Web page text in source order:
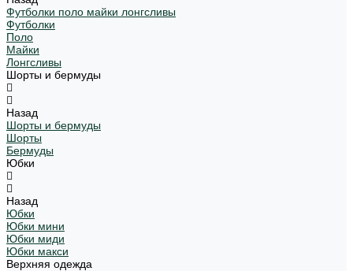
Футболки поло майки лонгсливы
Футболки
Поло
Майки
Лонгсливы
Шорты и бермуды
Назад
Шорты и бермуды
Шорты
Бермуды
Юбки
Назад
Юбки
Юбки мини
Юбки миди
Юбки макси
Верхняя одежда